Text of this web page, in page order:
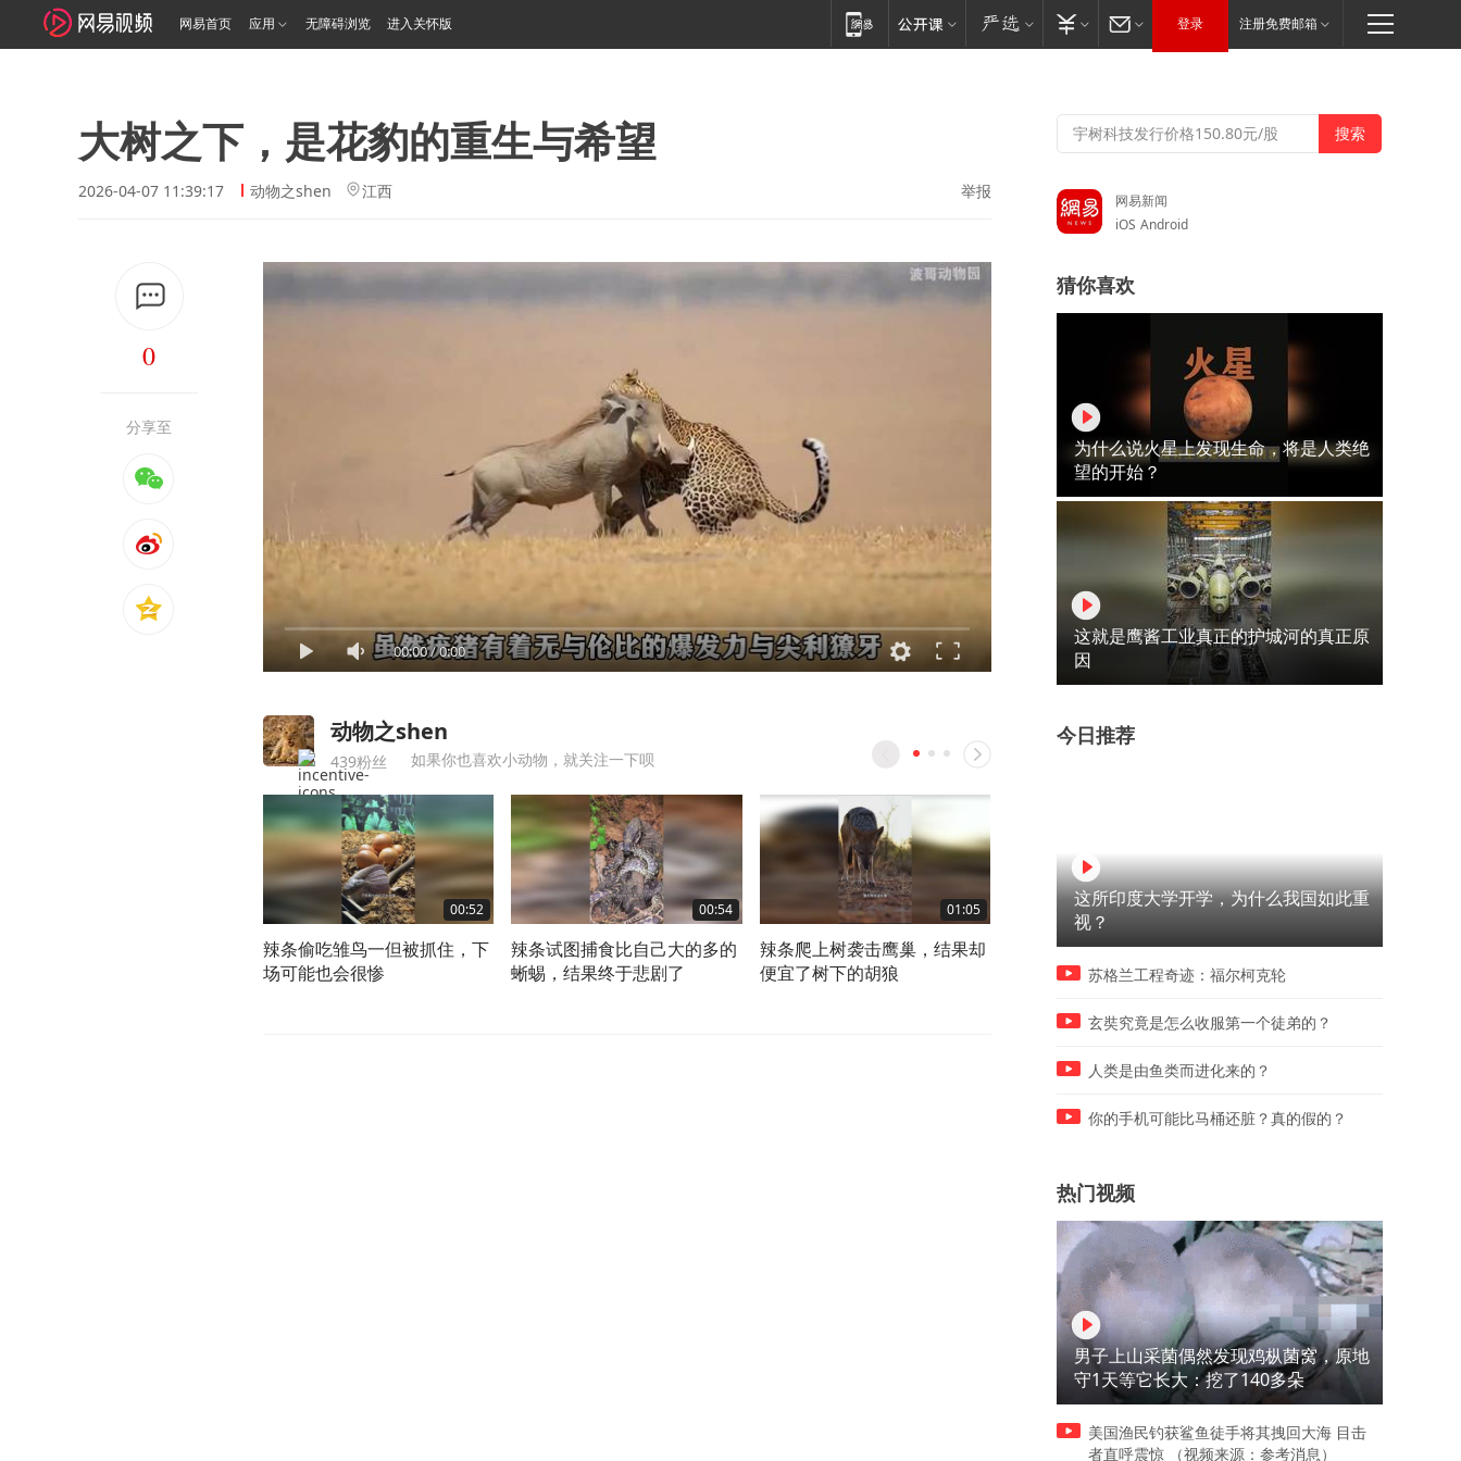
网易首页 应用 无障碍浏览 进入关怀版 登录 注册免费邮箱
大树之下，是花豹的重生与希望
2026-04-07 11:39:17 动物之shen 江西 举报
0
分享至
00:00/0:00
动物之shen
439粉丝 如果你也喜欢小动物，就关注一下呗
00:52
辣条偷吃雏鸟一但被抓住，下
场可能也会很惨
00:54
辣条试图捕食比自己大的多的
蜥蜴，结果终于悲剧了
01:05
辣条爬上树袭击鹰巢，结果却
便宜了树下的胡狼
00:55
辣条都躲进洞里了，竟还被红
毛鸡给强行揪出来
鲸宝宝从出生、到遭遇虎鲸
攻遇险、再到最后的绝望
网易新闻
iOS Android
猜你喜欢
为什么说火星上发现生命，将是人类绝
望的开始？
这就是鹰酱工业真正的护城河的真正原
因
今日推荐
这所印度大学开学，为什么我国如此重
视？
苏格兰工程奇迹：福尔柯克轮
玄奘究竟是怎么收服第一个徒弟的？
人类是由鱼类而进化来的？
你的手机可能比马桶还脏？真的假的？
热门视频
男子上山采菌偶然发现鸡枞菌窝，原地
守1天等它长大：挖了140多朵
美国渔民钓获鲨鱼徒手将其拽回大海 目击
者直呼震惊 （视频来源：参考消息）